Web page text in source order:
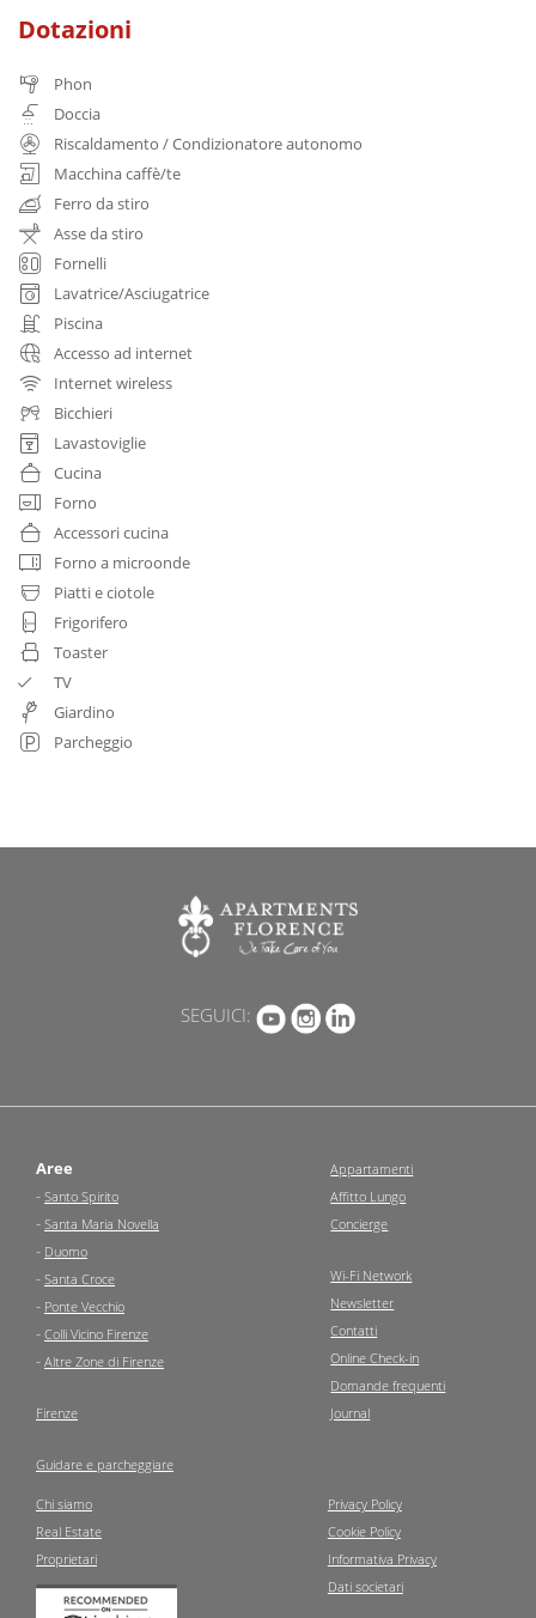
Dotazioni
Phon
Doccia
Riscaldamento / Condizionatore autonomo
Macchina caffè/te
Ferro da stiro
Asse da stiro
Fornelli
Lavatrice/Asciugatrice
Piscina
Accesso ad internet
Internet wireless
Bicchieri
Lavastoviglie
Cucina
Forno
Accessori cucina
Forno a microonde
Piatti e ciotole
Frigorifero
Toaster
TV
Giardino
Parcheggio
SEGUICI:
Aree
- Santo Spirito
- Santa Maria Novella
- Duomo
- Santa Croce
- Ponte Vecchio
- Colli Vicino Firenze
- Altre Zone di Firenze
Firenze
Guidare e parcheggiare
Appartamenti
Affitto Lungo
Concierge
Wi-Fi Network
Newsletter
Contatti
Online Check-in
Domande frequenti
Journal
Chi siamo
Real Estate
Proprietari
Privacy Policy
Cookie Policy
Informativa Privacy
Dati societari